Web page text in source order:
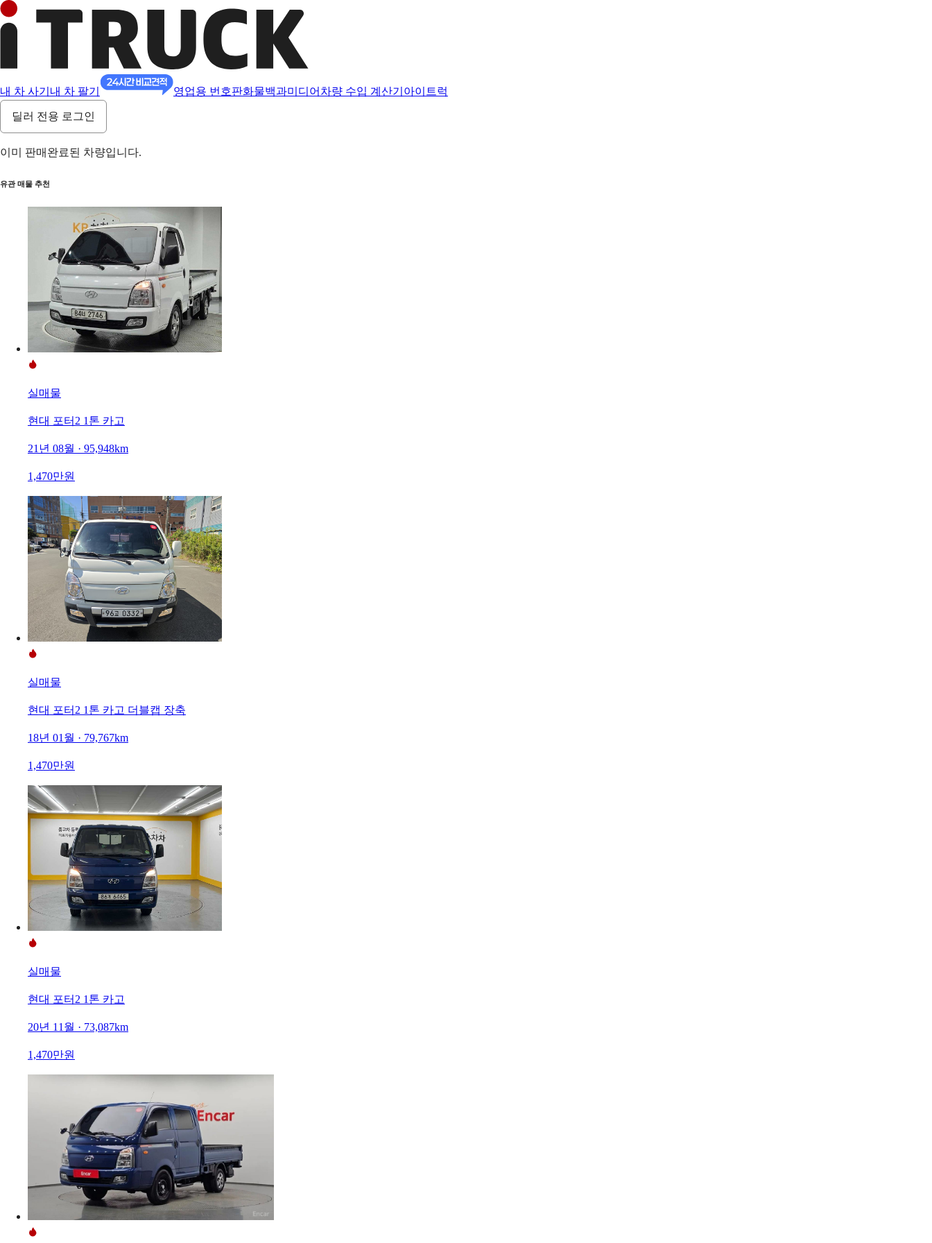
내 차 사기 내 차 팔기 영업용 번호판화물백과미디어 차량 수입 계산기 아이트럭
딜러 전용 로그인
이미 판매완료된 차량입니다.
유관 매물 추천
실매물
현대 포터2 1톤 카고
21년 08월 · 95,948km
1,470만원
실매물
현대 포터2 1톤 카고 더블캡 장축
18년 01월 · 79,767km
1,470만원
실매물
현대 포터2 1톤 카고
20년 11월 · 73,087km
1,470만원